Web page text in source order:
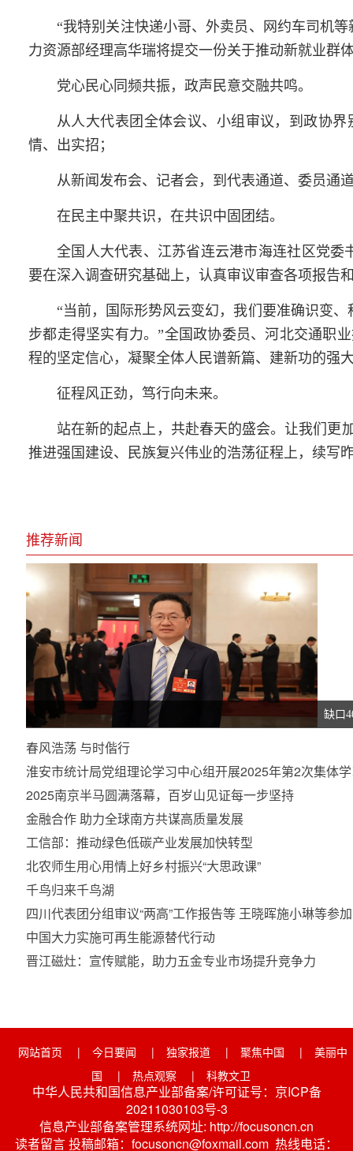
“我特别关注快递小哥、外卖员、网约车司机
力资源部经理高华瑞将提交一份关于推动新就业群
党心民心同频共振 ，政声民意交融共鸣。
从人大代表团全体会议、小组审议，到政协
情、出实招；
从新闻发布会、记者会，到代表通道、委员通
在民主中聚共识，在共识中固团结。
全国人大代表、江苏省连云港市海连社区党
要在深入调查研究基础上，认真审议审查各项报告
“当前，国际形势风云变幻，我们要准确识变
步都走得坚实有力。”全国政协委员、河北交通职
程的坚定信心，凝聚全体人民谱新篇、建新功的强
征程风正劲，笃行向未来。
站在新的起点上，共赴春天的盛会。让我们更
推进强国建设、民族复兴伟业的浩荡征程上，续写
推荐新闻
缺口
春风浩荡 与时偕行
淮安市统计局党组理论学习中心组开展2025年第2次集体
2025南京半马圆满落幕，百岁山见证每一步坚持
金融合作 助力全球南方共谋高质量发展
工信部：推动绿色低碳产业发展加快转型
北农师生用心用情上好乡村振兴“大思政课”
千鸟归来千鸟湖
四川代表团分组审议“两高”工作报告等 王晓晖施小琳等参
中国大力实施可再生能源替代行动
晋江磁灶：宣传赋能，助力五金专业市场提升竞争力
网站首页 | 今日要闻 | 独家报道 | 聚焦中国 |
美丽中
国
| 热点观察 | 科教文卫
中华人民共和国信息产业部备案/许可证号：京ICP备
20211030103号-3
信息产业部备案管理系统网址: http://focusoncn.cn
读者留言 投稿邮箱：focusoncn@foxmail.com 热线电话：